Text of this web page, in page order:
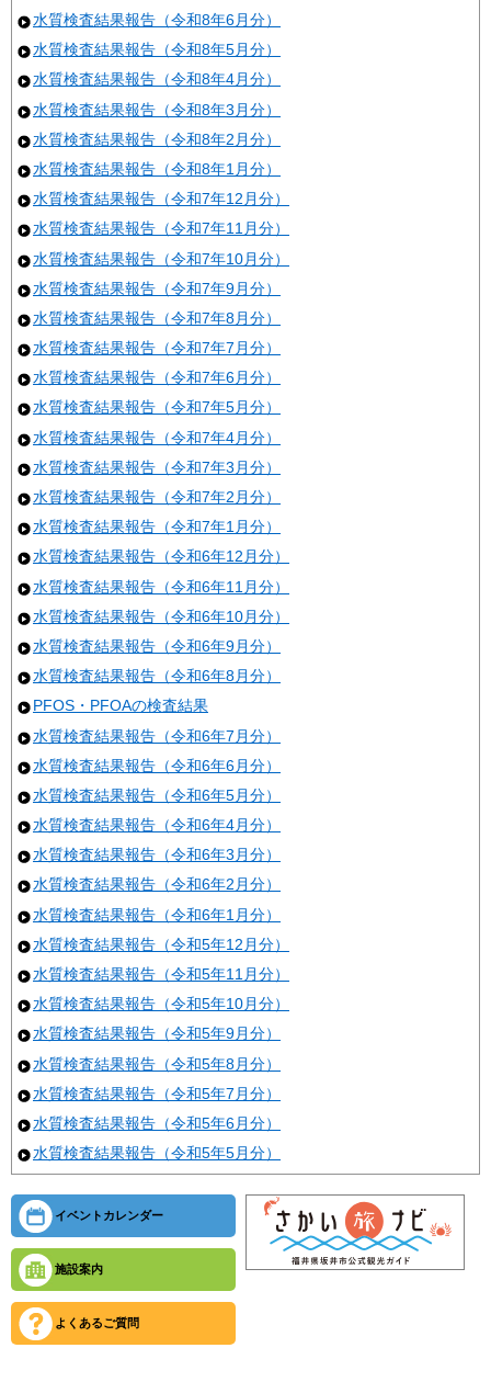
水質検査結果報告（令和8年6月分）
水質検査結果報告（令和8年5月分）
水質検査結果報告（令和8年4月分）
水質検査結果報告（令和8年3月分）
水質検査結果報告（令和8年2月分）
水質検査結果報告（令和8年1月分）
水質検査結果報告（令和7年12月分）
水質検査結果報告（令和7年11月分）
水質検査結果報告（令和7年10月分）
水質検査結果報告（令和7年9月分）
水質検査結果報告（令和7年8月分）
水質検査結果報告（令和7年7月分）
水質検査結果報告（令和7年6月分）
水質検査結果報告（令和7年5月分）
水質検査結果報告（令和7年4月分）
水質検査結果報告（令和7年3月分）
水質検査結果報告（令和7年2月分）
水質検査結果報告（令和7年1月分）
水質検査結果報告（令和6年12月分）
水質検査結果報告（令和6年11月分）
水質検査結果報告（令和6年10月分）
水質検査結果報告（令和6年9月分）
水質検査結果報告（令和6年8月分）
PFOS・PFOAの検査結果
水質検査結果報告（令和6年7月分）
水質検査結果報告（令和6年6月分）
水質検査結果報告（令和6年5月分）
水質検査結果報告（令和6年4月分）
水質検査結果報告（令和6年3月分）
水質検査結果報告（令和6年2月分）
水質検査結果報告（令和6年1月分）
水質検査結果報告（令和5年12月分）
水質検査結果報告（令和5年11月分）
水質検査結果報告（令和5年10月分）
水質検査結果報告（令和5年9月分）
水質検査結果報告（令和5年8月分）
水質検査結果報告（令和5年7月分）
水質検査結果報告（令和5年6月分）
水質検査結果報告（令和5年5月分）
イベントカレンダー
施設案内
よくあるご質問